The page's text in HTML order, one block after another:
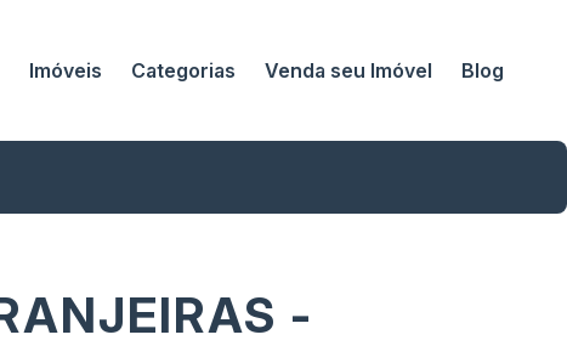
Imóveis Categorias Venda seu Imóvel Blog
-